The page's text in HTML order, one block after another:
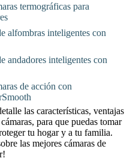
termográficas para
alfombras inteligentes con
andadores inteligentes con
de acción con
las características, ventajas
para que puedas tomar
tu hogar y a tu familia.
las mejores cámaras de